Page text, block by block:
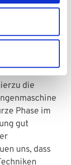
h. auch für
ermöglichen
zu
die
Phase im
gut
uns, dass